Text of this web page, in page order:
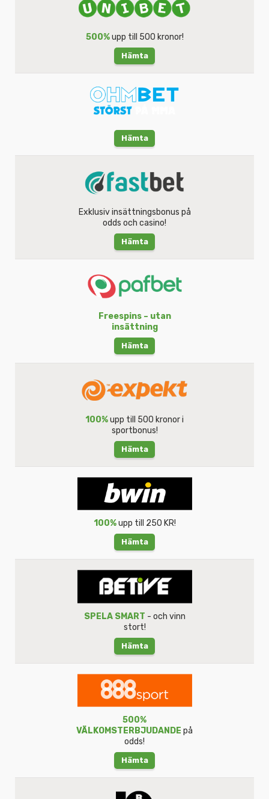
500%upp till 500 kronor!
Hämta
Hämta
Exklusiv insättningsbonus på
odds och casino!
Hämta
Freespins – utan
insättning
Hämta
100%upp till 500 kronor i
sportbonus!
Hämta
100%upp till 250 KR!
Hämta
SPELA SMART - och vinn
stort!
Hämta
500%
VÄLKOMSTERBJUDANDE på
odds!
Hämta